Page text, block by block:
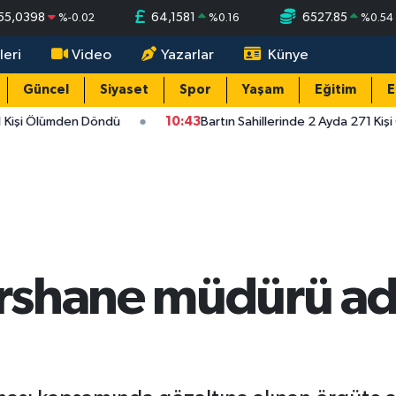
%-0.02 64,1581 %0.16 6527.85 %0.54
Video Yazarlar Künye
Güncel Siyaset Spor Yaşam Eğitim
Ölümden Döndü 10:43Bartın Sahillerinde 2 Ayda 271 Kişi
müdürü